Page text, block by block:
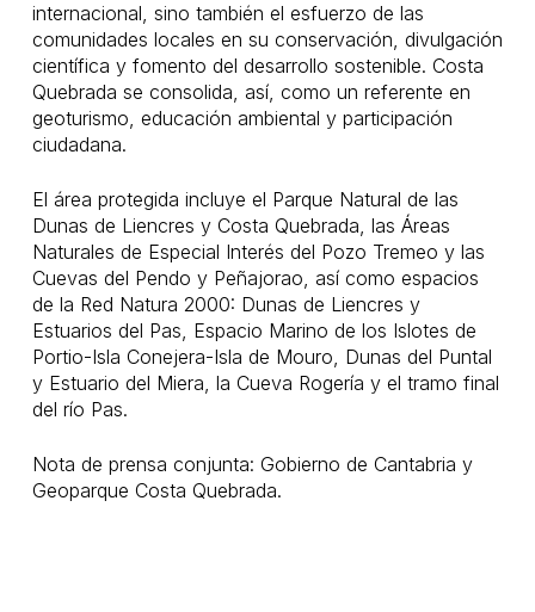
internacional, sino también el esfuerzo de las
comunidades locales en su conservación, divulgación
científica y fomento del desarrollo sostenible. Costa
Quebrada se consolida, así, como un referente en
geoturismo, educación ambiental y participación
ciudadana.
El área protegida incluye el Parque Natural de las
Dunas de Liencres y Costa Quebrada, las Áreas
Naturales de Especial Interés del Pozo Tremeo y las
Cuevas del Pendo y Peñajorao, así como espacios
de la Red Natura 2000: Dunas de Liencres y
Estuarios del Pas, Espacio Marino de los Islotes de
Portio-Isla Conejera-Isla de Mouro, Dunas del Puntal
y Estuario del Miera, la Cueva Rogería y el tramo final
del río Pas.
Nota de prensa conjunta: Gobierno de Cantabria y
Geoparque Costa Quebrada.